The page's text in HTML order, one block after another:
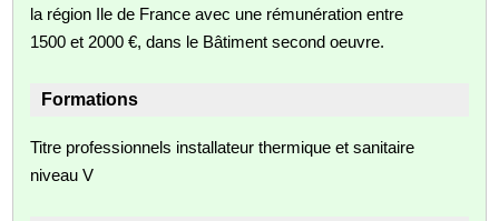
la région Ile de France avec une rémunération entre
1500 et 2000 €, dans le Bâtiment second oeuvre.
Formations
Titre professionnels installateur thermique et sanitaire
niveau V